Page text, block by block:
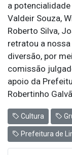
a
Valdeir Souza,
Roberto Silva,
retratou a
diversão, por
comissão
apoio da
Robertinho
Cultura
Prefeitura de